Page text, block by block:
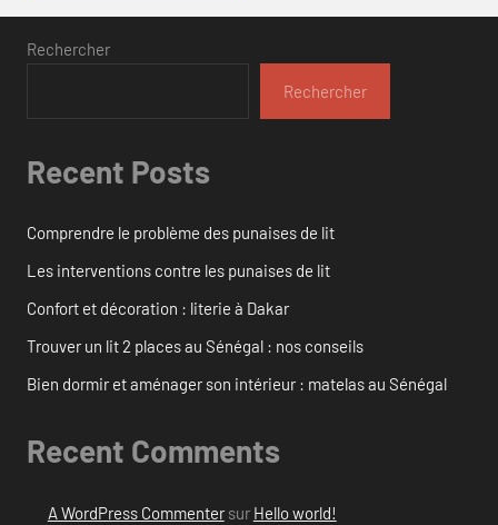
Rechercher
Rechercher
Recent Posts
Comprendre le problème des punaises de lit
Les interventions contre les punaises de lit
Confort et décoration : literie à Dakar
Trouver un lit 2 places au Sénégal : nos conseils
Bien dormir et aménager son intérieur : matelas au Sénégal
Recent Comments
A WordPress Commentersur Hello world!